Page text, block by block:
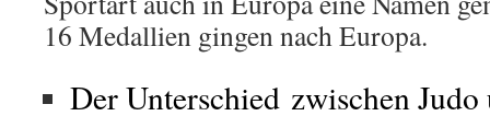
16 Medallien gingen nach Europa.
Der Unterschied zwischen